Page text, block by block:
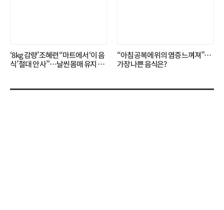
‘8kg 감량’ 조혜련 “마트에서 ‘이 음
식’ 절대 안 사”…날씬 몸매 유지 비
“아침 공복에 위의 염증 느껴져”…
가장 나쁜 음식은?